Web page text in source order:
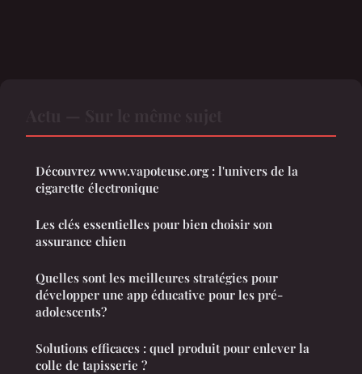
Découvrez www.vapoteuse.org : l'univers de la
cigarette électronique
Les clés essentielles pour bien choisir son
assurance chien
Quelles sont les meilleures stratégies pour
développer une app éducative pour les pré-
adolescents?
Solutions efficaces : quel produit pour enlever la
colle de tapisserie ?